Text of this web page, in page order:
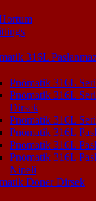
316L
Pnömatik 316L
Pnömatik 316L
Dirsek
Pnömatik 316L
Pnömatik 316L
Pnömatik 316L
Pnömatik 316L
Nipeli
Döner Dirsek